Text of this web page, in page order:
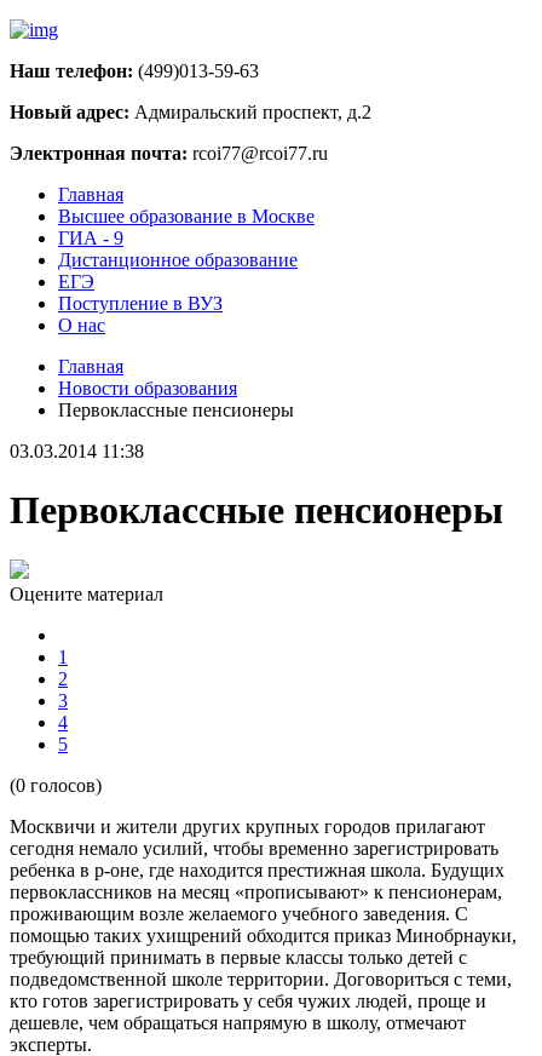
Наш телефон: (499)013-59-63
Новый адрес: Адмиральский проспект, д.2
Электронная почта: rcoi77@rcoi77.ru
Главная
Высшее образование в Москве
ГИА - 9
Дистанционное образование
ЕГЭ
Поступление в ВУЗ
О нас
Главная
Новости образования
Первоклассные пенсионеры
03.03.2014 11:38
Первоклассные пенсионеры
Оцените материал
1
2
3
4
5
(0 голосов)
Москвичи и жители других крупных городов прилагают
сегодня немало усилий, чтобы временно зарегистрировать
ребенка в р-оне, где находится престижная школа. Будущих
первоклассников на месяц «прописывают» к пенсионерам,
проживающим возле желаемого учебного заведения. С
помощью таких ухищрений обходится приказ Минобрнауки,
требующий принимать в первые классы только детей с
подведомственной школе территории. Договориться с теми,
кто готов зарегистрировать у себя чужих людей, проще и
дешевле, чем обращаться напрямую в школу, отмечают
эксперты.